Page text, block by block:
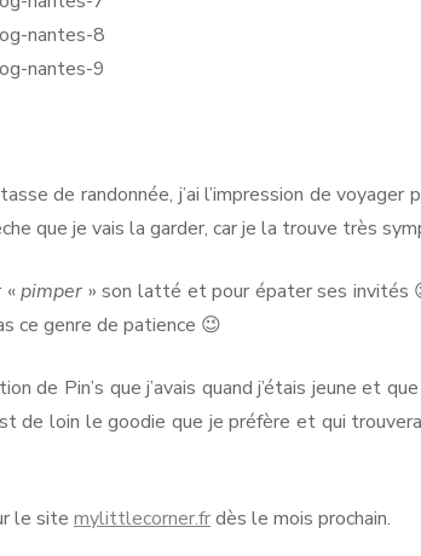
de randonnée, j’ai l’impression de
que je vais la garder, car je la trouve très
«pimper » son latté et pour épater ses invités
ce genre de patience 😉
de Pin’s que j’avais quand j’étais jeune et
de loin le goodie que je préfère et qui
le site mylittlecorner.frdès le mois prochain.